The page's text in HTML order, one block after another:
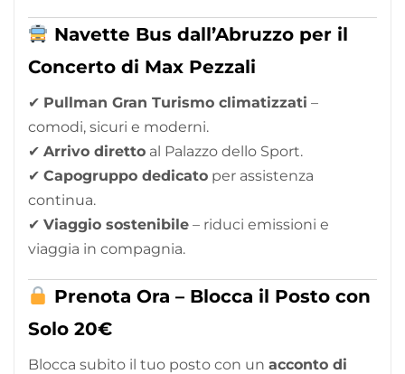
Navette Bus dall’Abruzzo per il
Concerto di Max Pezzali
✔ Pullman Gran Turismo climatizzati –
comodi, sicuri e moderni.
✔ Arrivo diretto al Palazzo dello Sport.
✔ Capogruppo dedicato per assistenza
continua.
✔ Viaggio sostenibile – riduci emissioni e
viaggia in compagnia.
Prenota Ora – Blocca il Posto con
Solo 20€
Blocca subito il tuo posto con un acconto di